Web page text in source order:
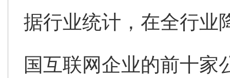
据行业统计，在全行业
国互联网企业的前十家